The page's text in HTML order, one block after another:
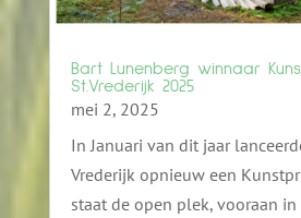
Bart Lunenberg winnaar
St.Vrederijk 2025
mei 2, 2025
In Januari van dit jaar
Vrederijk opnieuw een
staat de open plek, vooraan